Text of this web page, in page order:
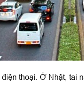
thoại. Ở Nhật, tai